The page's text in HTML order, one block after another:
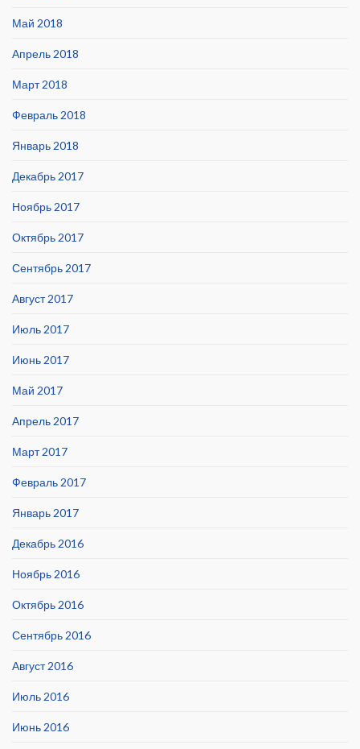
Май 2018
Апрель 2018
Март 2018
Февраль 2018
Январь 2018
Декабрь 2017
Ноябрь 2017
Октябрь 2017
Сентябрь 2017
Август 2017
Июль 2017
Июнь 2017
Май 2017
Апрель 2017
Март 2017
Февраль 2017
Январь 2017
Декабрь 2016
Ноябрь 2016
Октябрь 2016
Сентябрь 2016
Август 2016
Июль 2016
Июнь 2016